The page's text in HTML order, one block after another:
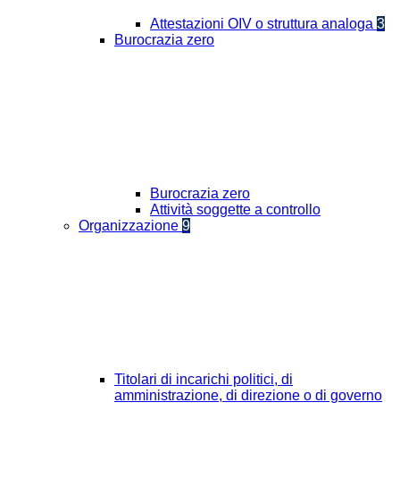
Attestazioni OIV o struttura analoga 3
Burocrazia zero
Burocrazia zero
Attività soggette a controllo
Organizzazione 9
Titolari di incarichi politici, di
amministrazione, di direzione o di governo